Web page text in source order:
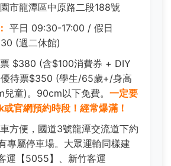
市龍潭區中原路二段188號
平日 09:30-17:00 / 假日
(週二休館)
$380 (含$100消費券 + DIY
待票$350 (學生/65歲+/身高
童)。90cm以下免費。 一定要
官網預約時段！經常爆滿！
方便，國道3號龍潭交流道下約
專屬停車場。大眾運輸同樣建
運【5055】、新竹客運